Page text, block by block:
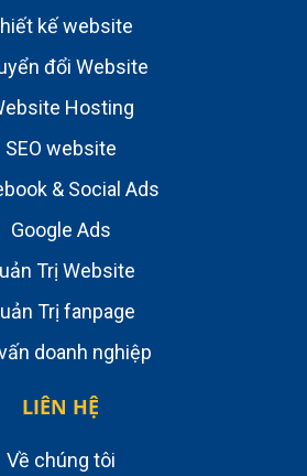
kế website
đổi Website
Hosting
SEO website
& Social Ads
Google Ads
Trị Website
Trị fanpage
doanh nghiệp
LIÊN HỆ
Về chúng tôi